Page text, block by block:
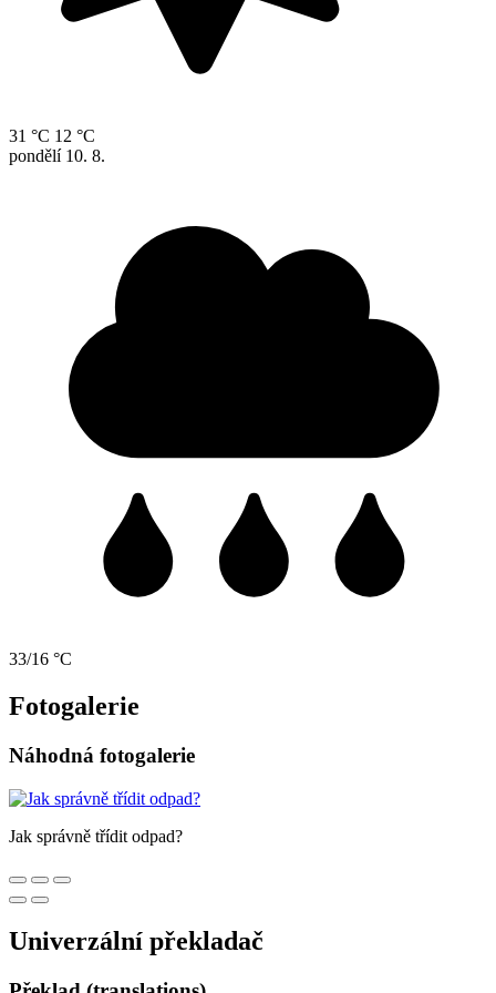
31 °C 12 °C
pondělí 10. 8.
33/16 °C
Fotogalerie
Náhodná fotogalerie
Jak správně třídit odpad?
Univerzální překladač